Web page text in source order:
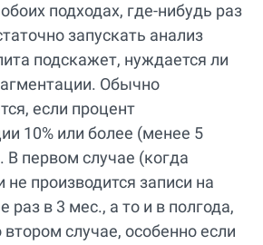
подходах, где-нибудь раз
запускать анализ
подскажет, нуждается ли
Обычно
если процент
10% или более (менее 5
В первом случае (когда
не производится записи на
раз в 3 мес., а то и в полгода,
втором случае, особенно если